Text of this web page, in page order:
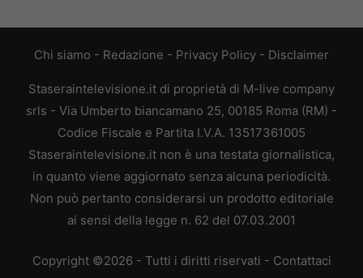
Chi siamo - Redazione - Privacy Policy - Disclaimer
Staseraintelevisione.it di proprietà di M-live company
srls - Via Umberto biancamano 25, 00185 Roma (RM) -
Codice Fiscale e Partita I.V.A. 13517361005
Staseraintelevisione.it non è una testata giornalistica,
in quanto viene aggiornato senza alcuna periodicità.
Non può pertanto considerarsi un prodotto editoriale
ai sensi della legge n. 62 del 07.03.2001
Copyright ©2026 - Tutti i diritti riservati - Contattaci